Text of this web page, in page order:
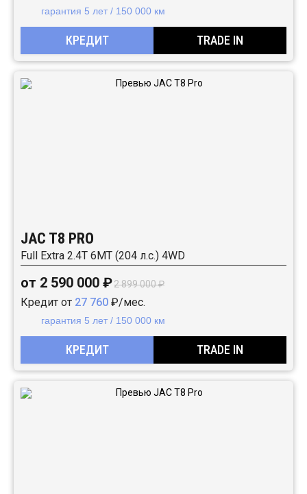
гарантия 5 лет / 150 000 км
КРЕДИТ TRADE IN
JAC T8 PRO
Full Extra 2.4T 6MT (204 л.с.) 4WD
от 2 590 000 ₽2 899 000 ₽
Кредит от 27 760 ₽/мес.
гарантия 5 лет / 150 000 км
КРЕДИТ TRADE IN